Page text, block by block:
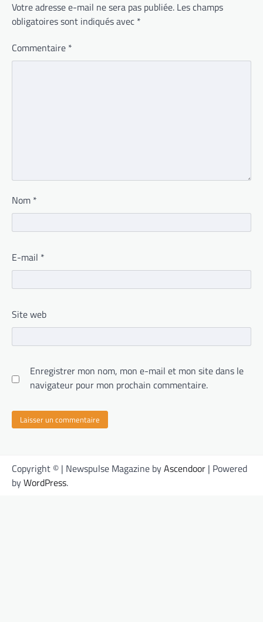
Votre adresse e-mail ne sera pas publiée. Les champs
obligatoires sont indiqués avec *
Commentaire *
Nom *
E-mail *
Site web
Enregistrer mon nom, mon e-mail et mon site dans le
navigateur pour mon prochain commentaire.
Copyright © | Newspulse Magazine byAscendoor | Powered
byWordPress.